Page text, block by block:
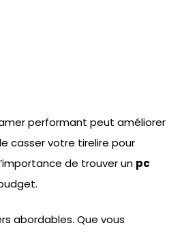
performant peut améliorer
casser votre tirelire pour
de trouver un pc
abordables. Que vous